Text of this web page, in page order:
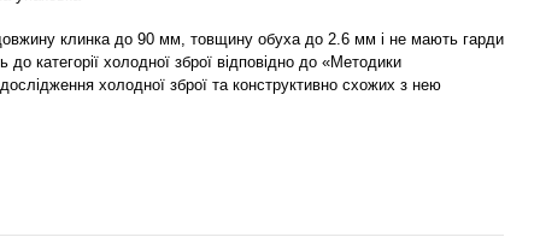
клинка до 90 мм, товщину обуха до 2.6 мм і не мають гарди
до категорії холодної зброї відповідно до «Методики
дослідження холодної зброї та конструктивно схожих з нею